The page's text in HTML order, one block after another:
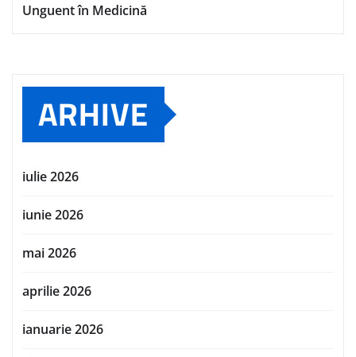
Unguent în Medicină
ARHIVE
iulie 2026
iunie 2026
mai 2026
aprilie 2026
ianuarie 2026